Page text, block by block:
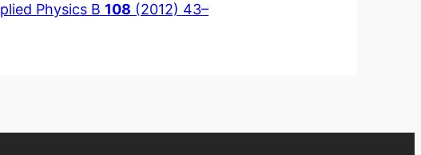
Physics B 108 (2012) 43–